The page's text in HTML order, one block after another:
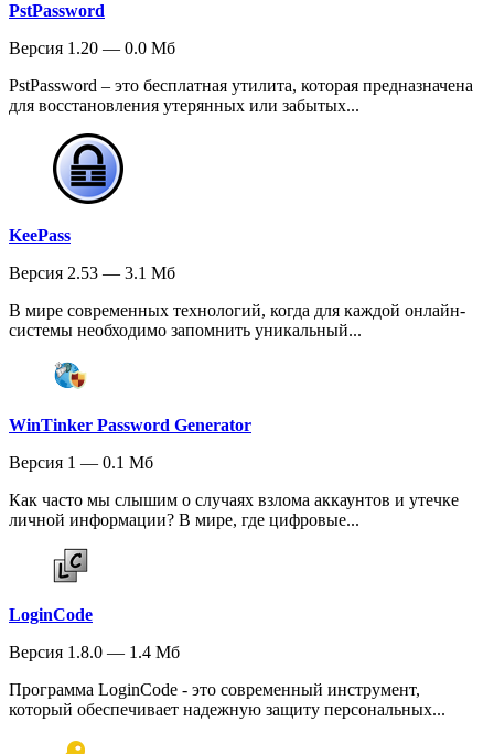
PstPassword
Версия 1.20 — 0.0 Мб
PstPassword – это бесплатная утилита, которая предназначена
для восстановления утерянных или забытых...
KeePass
Версия 2.53 — 3.1 Мб
В мире современных технологий, когда для каждой онлайн-
системы необходимо запомнить уникальный...
WinTinker Password Generator
Версия 1 — 0.1 Мб
Как часто мы слышим о случаях взлома аккаунтов и утечке
личной информации? В мире, где цифровые...
LoginCode
Версия 1.8.0 — 1.4 Мб
Программа LoginCode - это современный инструмент,
который обеспечивает надежную защиту персональных...